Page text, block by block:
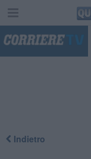
Indietro